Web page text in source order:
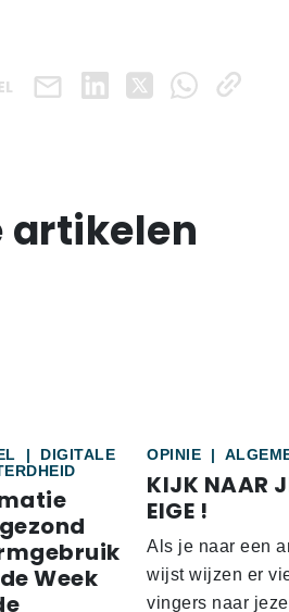
artikelen
|
DIGITALE
Week
OPINIE |
KIJK NAAR
EIGE !
Als je naar een
wijst wijzen er
vingers naar